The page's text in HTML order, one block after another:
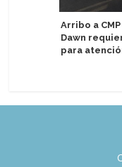
Arribo a
Dawn
para